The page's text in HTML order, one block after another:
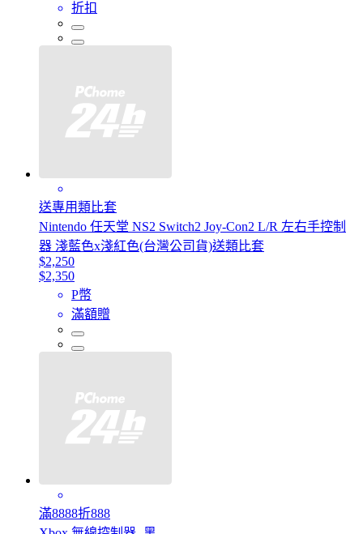
折扣
送專用類比套
Nintendo 任天堂 NS2 Switch2 Joy-Con2 L/R 左右手控制
器 淺藍色x淺紅色(台灣公司貨)送類比套
$2,250
$2,350
P幣
滿額贈
滿8888折888